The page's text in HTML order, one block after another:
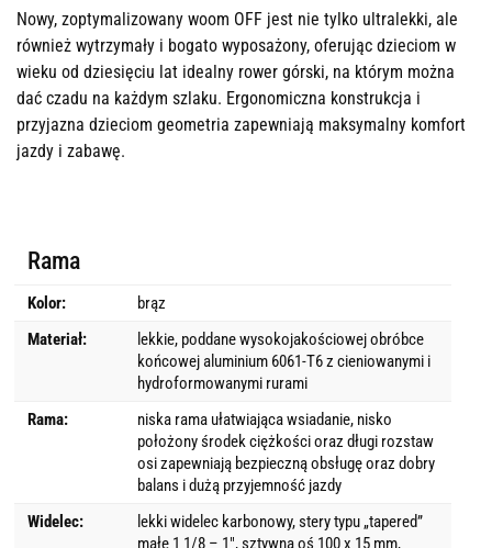
Nowy, zoptymalizowany woom OFF jest nie tylko ultralekki, ale
również wytrzymały i bogato wyposażony, oferując dzieciom w
wieku od dziesięciu lat idealny rower górski, na którym można
dać czadu na każdym szlaku. Ergonomiczna konstrukcja i
przyjazna dzieciom geometria zapewniają maksymalny komfort
jazdy i zabawę.
Rama
Kolor:
brąz
Materiał:
lekkie, poddane wysokojakościowej obróbce
końcowej aluminium 6061-T6 z cieniowanymi i
hydroformowanymi rurami
Rama:
niska rama ułatwiająca wsiadanie, nisko
położony środek ciężkości oraz długi rozstaw
osi zapewniają bezpieczną obsługę oraz dobry
balans i dużą przyjemność jazdy
Widelec:
lekki widelec karbonowy, stery typu „tapered”
małe 1 1/8 – 1″, sztywna oś 100 x 15 mm,